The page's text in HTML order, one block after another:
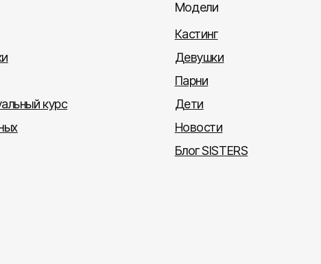
курс
Модели
Кастинг
Девушки
Парни
Дети
Новости
Блог SISTERS